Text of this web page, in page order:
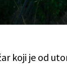
koji je od